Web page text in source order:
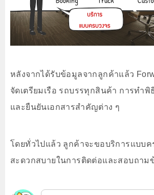
หลังจากได้รับข้อมูลจากลูกค้าแล้ว
จัดเตรียมเรือ รถบรรทุกสินค้า การทำพิ
และยืนยันเอกสารสำคัญต่าง ๆ
โดยทั่วไปแล้ว ลูกค้าจะขอบริการแบบค
สะดวกสบายในการติดต่อและสอบถาม